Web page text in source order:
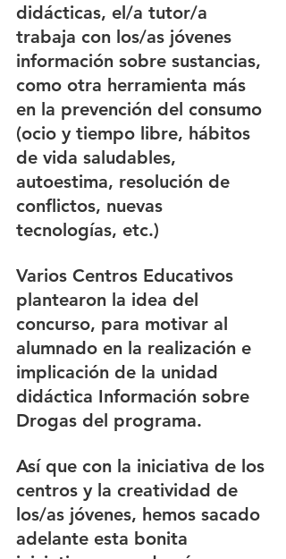
didácticas, el/a tutor/a
trabaja con los/as jóvenes
información sobre sustancias,
como otra herramienta más
en la prevención del consumo
(ocio y tiempo libre, hábitos
de vida saludables,
autoestima, resolución de
conflictos, nuevas
tecnologías, etc.)
Varios Centros Educativos
plantearon la idea del
concurso, para motivar al
alumnado en la realización e
implicación de la unidad
didáctica Información sobre
Drogas del programa.
Así que con la iniciativa de los
centros y la creatividad de
los/as jóvenes, hemos sacado
adelante esta bonita